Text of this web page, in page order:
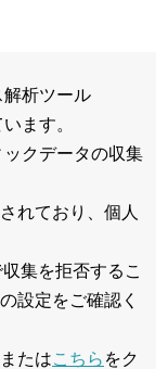
析ツール
ます。
クデータの収集
れており、個人
集を拒否するこ
設定をご確認く
またはこちら をク